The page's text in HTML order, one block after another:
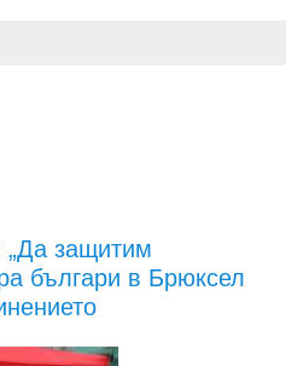
„Да защитим
българи в Брюксел